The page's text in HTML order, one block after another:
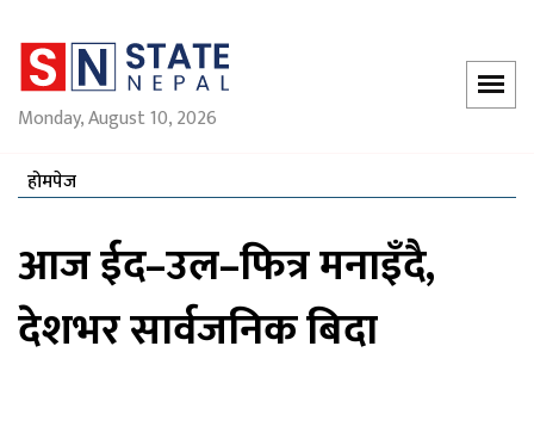
Monday, August 10, 2026
होमपेज
आज ईद–उल–फित्र मनाइँदै,
देशभर सार्वजनिक बिदा